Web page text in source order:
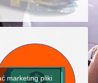
marketing pliki